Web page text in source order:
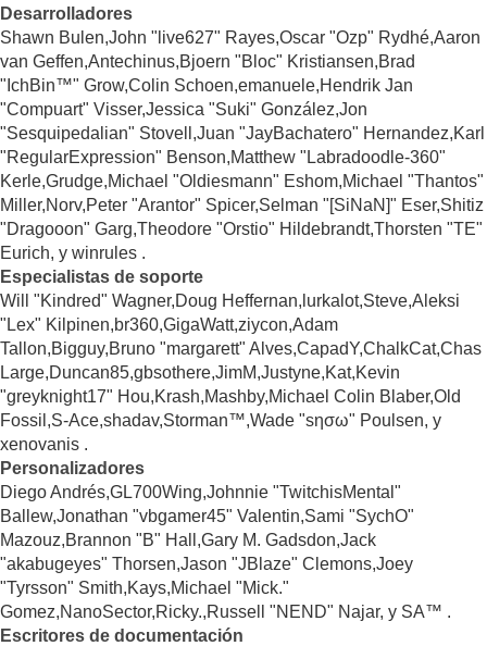
Desarrolladores
Shawn Bulen,John "live627" Rayes,Oscar "Ozp" Rydhé,Aaron
van Geffen,Antechinus,Bjoern "Bloc" Kristiansen,Brad
"IchBin™" Grow,Colin Schoen,emanuele,Hendrik Jan
"Compuart" Visser,Jessica "Suki" González,Jon
"Sesquipedalian" Stovell,Juan "JayBachatero" Hernandez,Karl
"RegularExpression" Benson,Matthew "Labradoodle-360"
Kerle,Grudge,Michael "Oldiesmann" Eshom,Michael "Thantos"
Miller,Norv,Peter "Arantor" Spicer,Selman "[SiNaN]" Eser,Shitiz
"Dragooon" Garg,Theodore "Orstio" Hildebrandt,Thorsten "TE"
Eurich, y winrules .
Especialistas de soporte
Will "Kindred" Wagner,Doug Heffernan,lurkalot,Steve,Aleksi
"Lex" Kilpinen,br360,GigaWatt,ziycon,Adam
Tallon,Bigguy,Bruno "margarett" Alves,CapadY,ChalkCat,Chas
Large,Duncan85,gbsothere,JimM,Justyne,Kat,Kevin
"greyknight17" Hou,Krash,Mashby,Michael Colin Blaber,Old
Fossil,S-Ace,shadav,Storman™,Wade "sησω" Poulsen, y
xenovanis .
Personalizadores
Diego Andrés,GL700Wing,Johnnie "TwitchisMental"
Ballew,Jonathan "vbgamer45" Valentin,Sami "SychO"
Mazouz,Brannon "B" Hall,Gary M. Gadsdon,Jack
"akabugeyes" Thorsen,Jason "JBlaze" Clemons,Joey
"Tyrsson" Smith,Kays,Michael "Mick."
Gomez,NanoSector,Ricky.,Russell "NEND" Najar, y SA™ .
Escritores de documentación